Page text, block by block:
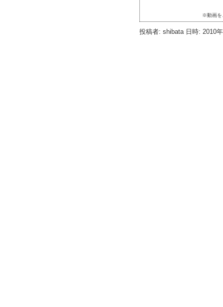
※動画を
投稿者: shibata 日時: 2010